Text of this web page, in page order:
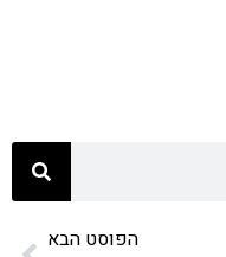
הפוסט הבא